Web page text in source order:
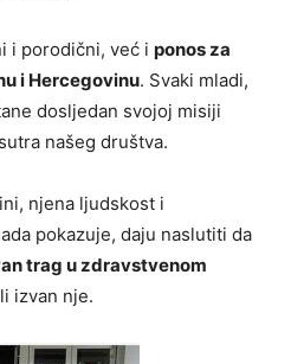
i porodični, već i ponos za
i Hercegovinu. Svaki mladi,
dosljedan svojoj misiji
našeg društva.
njena ljudskost i
pokazuje, daju naslutiti da
trag u zdravstvenom
izvan nje.